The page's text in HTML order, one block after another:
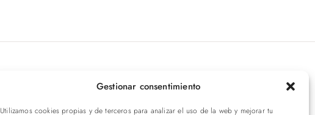
Gestionar consentimiento
Utilizamos cookies propias y de terceros para analizar el uso de la web y mejorar tu
suscríbete a nuestras novedades
ENVIAR